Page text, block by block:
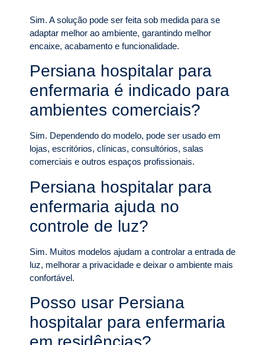
Sim. A solução pode ser feita sob medida para se
adaptar melhor ao ambiente, garantindo melhor
encaixe, acabamento e funcionalidade.
Persiana hospitalar para
enfermaria é indicado para
ambientes comerciais?
Sim. Dependendo do modelo, pode ser usado em
lojas, escritórios, clínicas, consultórios, salas
comerciais e outros espaços profissionais.
Persiana hospitalar para
enfermaria ajuda no
controle de luz?
Sim. Muitos modelos ajudam a controlar a entrada de
luz, melhorar a privacidade e deixar o ambiente mais
confortável.
Posso usar Persiana
hospitalar para enfermaria